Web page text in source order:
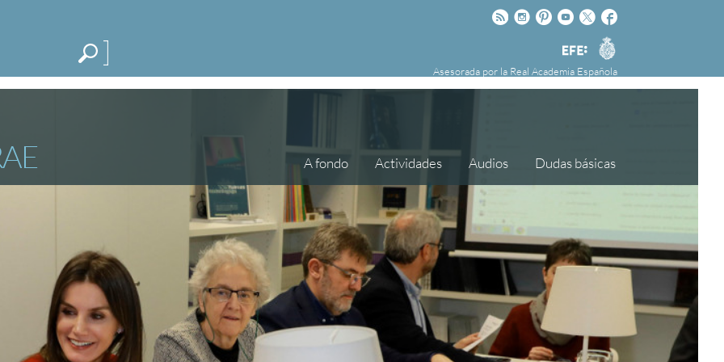
Facebook
Twitter
Youtube
Pinteres
Instagram
Rss
Agencia
EFE
Asesorada por la Real Academia Española
ESPECIALES
español en los medios de comunicación y en
Internet.
A fondo Actividades Audios Dudas básicas